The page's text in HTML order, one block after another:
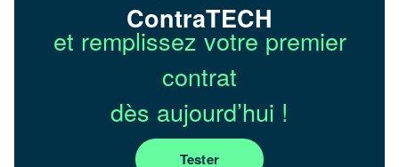
ContraTECH
et remplissez votre premier
contrat
dès aujourd’hui !
Tester